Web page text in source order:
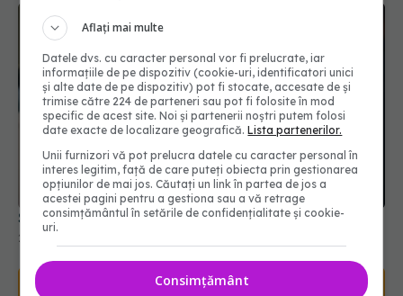
Semnul banal al demenței. Apare când vorbim
26 feb 2026, 16:11
Aflați mai multe
Datele dvs. cu caracter personal vor fi prelucrate, iar
informațiile de pe dispozitiv (cookie-uri, identificatori unici
și alte date de pe dispozitiv) pot fi stocate, accesate de și
trimise către 224 de parteneri sau pot fi folosite în mod
specific de acest site. Noi și partenerii noștri putem folosi
date exacte de localizare geografică.Lista partenerilor.
Unii furnizori vă pot prelucra datele cu caracter personal în
interes legitim, față de care puteți obiecta prin gestionarea
opțiunilor de mai jos. Căutați un link în partea de jos a
acestei pagini pentru a gestiona sau a vă retrage
consimțământul în setările de confidențialitate și cookie-
uri.
Consimțământ